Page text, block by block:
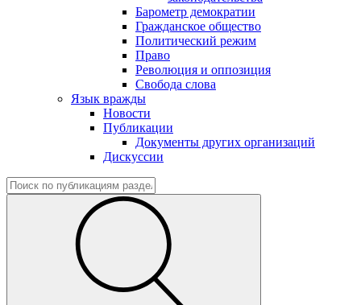
Барометр демократии
Гражданское общество
Политический режим
Право
Революция и оппозиция
Свобода слова
Язык вражды
Новости
Публикации
Документы других организаций
Дискуссии